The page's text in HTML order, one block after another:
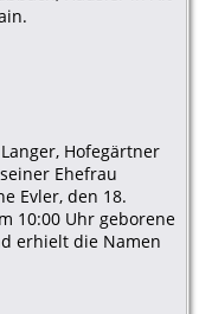
Hofegärtner
Ehefrau
Evler, den 18.
10:00 Uhr geborene
erhielt die Namen